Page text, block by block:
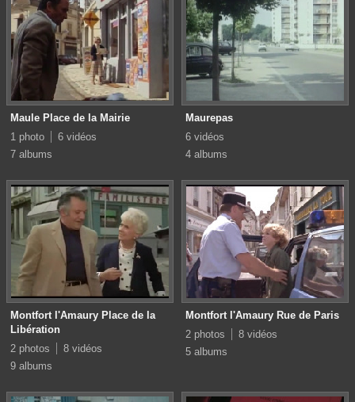
Maule Place de la Mairie
1 photo
6 vidéos
7 albums
Maurepas
6 vidéos
4 albums
Montfort l'Amaury Place de la
Libération
2 photos
8 vidéos
9 albums
Montfort l'Amaury Rue de Paris
2 photos
8 vidéos
5 albums